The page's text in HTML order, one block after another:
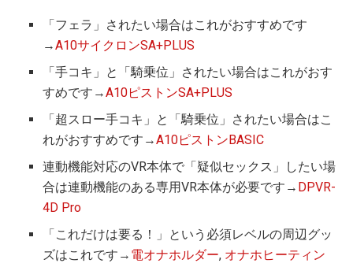
「フェラ」されたい場合はこれがおすすめです
→A10サイクロンSA+PLUS
「手コキ」と「騎乗位」されたい場合はこれがおす
すめです→A10ピストンSA+PLUS
「超スロー手コキ」と「騎乗位」されたい場合はこ
れがおすすめです→A10ピストンBASIC
連動機能対応のVR本体で「疑似セックス」したい場
合は連動機能のある専用VR本体が必要です→ DPVR-
4D Pro
「これだけは要る！」という必須レベルの周辺グッ
ズはこれです→ 電オナホルダー, オナホヒーティン